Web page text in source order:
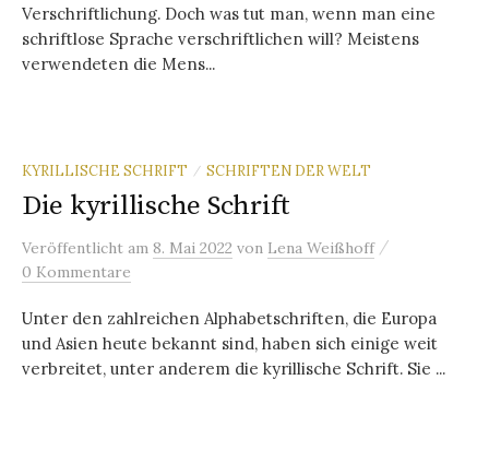
Verschriftlichung. Doch was tut man, wenn man eine
schriftlose Sprache verschriftlichen will? Meistens
verwendeten die Mens...
KYRILLISCHE SCHRIFT / SCHRIFTEN DER WELT
Die kyrillische Schrift
Veröffentlicht am 8. Mai 2022 von Lena Weißhoff /
0 Kommentare
Unter den zahlreichen Alphabetschriften, die Europa
und Asien heute bekannt sind, haben sich einige weit
verbreitet, unter anderem die kyrillische Schrift. Sie ...